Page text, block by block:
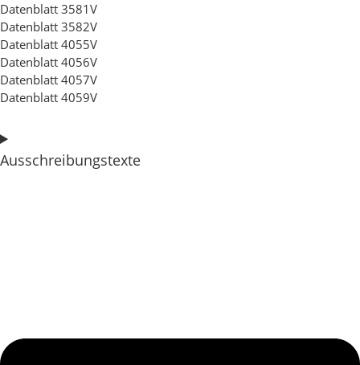
Datenblatt 3581V
Datenblatt 3582V
Datenblatt 4055V
Datenblatt 4056V
Datenblatt 4057V
Datenblatt 4059V
Ausschreibungstexte